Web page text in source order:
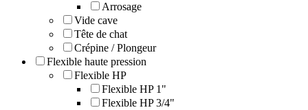
Arrosage
Vide cave
Tête de chat
Crépine / Plongeur
Flexible haute pression
Flexible HP
Flexible HP 1"
Flexible HP 3/4"